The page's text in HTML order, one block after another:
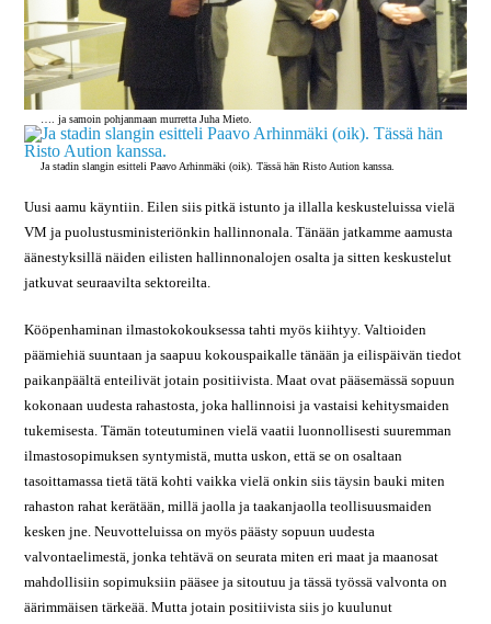
…. ja samoin pohjanmaan murretta Juha Mieto.
Ja stadin slangin esitteli Paavo Arhinmäki (oik). Tässä hän Risto Aution kanssa.
Uusi aamu käyntiin. Eilen siis pitkä istunto ja illalla keskusteluissa vielä
VM ja puolustusministeriönkin hallinnonala. Tänään jatkamme aamusta
äänestyksillä näiden eilisten hallinnonalojen osalta ja sitten keskustelut
jatkuvat seuraavilta sektoreilta.
Kööpenhaminan ilmastokokouksessa tahti myös kiihtyy. Valtioiden
päämiehiä suuntaan ja saapuu kokouspaikalle tänään ja eilispäivän tiedot
paikanpäältä enteilivät jotain positiivista. Maat ovat pääsemässä sopuun
kokonaan uudesta rahastosta, joka hallinnoisi ja vastaisi kehitysmaiden
tukemisesta. Tämän toteutuminen vielä vaatii luonnollisesti suuremman
ilmastosopimuksen syntymistä, mutta uskon, että se on osaltaan
tasoittamassa tietä tätä kohti vaikka vielä onkin siis täysin bauki miten
rahaston rahat kerätään, millä jaolla ja taakanjaolla teollisuusmaiden
kesken jne. Neuvotteluissa on myös päästy sopuun uudesta
valvontaelimestä, jonka tehtävä on seurata miten eri maat ja maanosat
mahdollisiin sopimuksiin pääsee ja sitoutuu ja tässä työssä valvonta on
äärimmäisen tärkeää. Mutta jotain positiivista siis jo kuulunut